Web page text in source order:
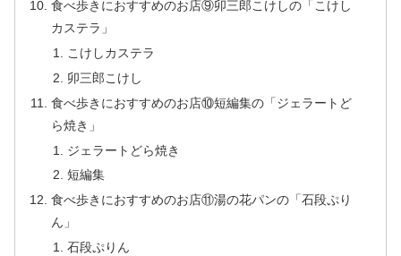
食べ歩きにおすすめのお店⑨卯三郎こけしの「こけし
カステラ」
こけしカステラ
卯三郎こけし
食べ歩きにおすすめのお店⑩短編集の「ジェラートど
ら焼き」
ジェラートどら焼き
短編集
食べ歩きにおすすめのお店⑪湯の花パンの「石段ぷり
ん」
石段ぷりん